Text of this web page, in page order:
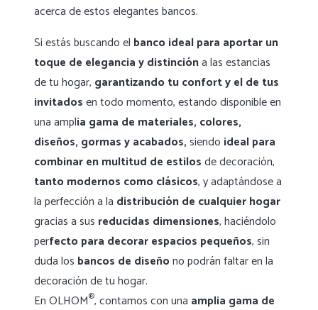
acerca de estos elegantes bancos.
Si estás buscando el banco ideal para aportar un
toque de elegancia y distincióna las estancias
de tu hogar, garantizando tu confort y el de tus
invitadosen todo momento, estando disponible en
una amplia gama de materiales, colores,
diseños, gormas y acabados,siendo ideal para
combinar en multitud de estilosde decoración,
tanto modernos como clásicos, y adaptándose a
la perfección a la distribución de cualquier hogar
gracias a sus reducidas dimensiones, haciéndolo
perfecto para decorar espacios pequeños, sin
duda los bancos de diseñono podrán faltar en la
decoración de tu hogar.
En OLHOM®, contamos con una amplia gama de